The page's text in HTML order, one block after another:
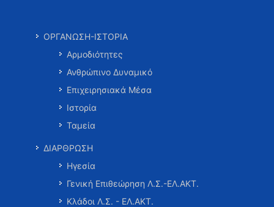
ΟΡΓΑΝΩΣΗ-ΙΣΤΟΡΙΑ
Αρμοδιότητες
Ανθρώπινο Δυναμικό
Επιχειρησιακά Μέσα
Ιστορία
Ταμεία
ΔΙΑΡΘΡΩΣΗ
Ηγεσία
Γενική Επιθεώρηση Λ.Σ.-ΕΛ.ΑΚΤ.
Κλάδοι Λ.Σ. - ΕΛ.ΑΚΤ.